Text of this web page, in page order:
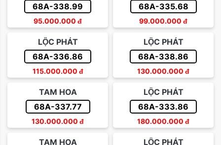
68A-338.99
95.000.000 đ
68A-335.68
99.000.000 đ
LỘC PHÁT
68A-336.86
115.000.000 đ
LỘC PHÁT
68A-338.86
130.000.000 đ
TAM HOA
68A-337.77
130.000.000 đ
LỘC PHÁT
68A-333.86
180.000.000 đ
TAM HOA
LỘC PHÁT